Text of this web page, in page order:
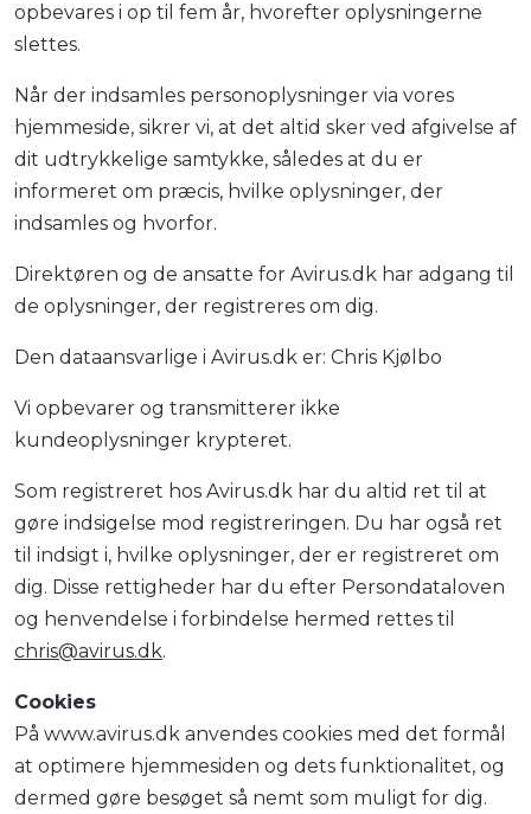
opbevares i op til fem år, hvorefter oplysningerne
slettes.
Når der indsamles personoplysninger via vores
hjemmeside, sikrer vi, at det altid sker ved afgivelse af
dit udtrykkelige samtykke, således at du er
informeret om præcis, hvilke oplysninger, der
indsamles og hvorfor.
Direktøren og de ansatte for Avirus.dk har adgang til
de oplysninger, der registreres om dig.
Den dataansvarlige i Avirus.dk er: Chris Kjølbo
Vi opbevarer og transmitterer ikke
kundeoplysninger krypteret.
Som registreret hos Avirus.dk har du altid ret til at
gøre indsigelse mod registreringen. Du har også ret
til indsigt i, hvilke oplysninger, der er registreret om
dig. Disse rettigheder har du efter Persondataloven
og henvendelse i forbindelse hermed rettes til
chris@avirus.dk.
Cookies
På www.avirus.dk anvendes cookies med det formål
at optimere hjemmesiden og dets funktionalitet, og
dermed gøre besøget så nemt som muligt for dig.